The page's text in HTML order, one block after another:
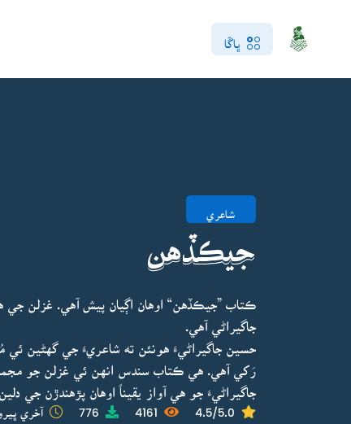
ڀاڱا
شاعري
جيڪڏهن
ڪتاب ”جيڪڏهن“ اوهان اڳيان پيش آهي. غزلن
جاگيراڻي آهي.
حسين جاگيراڻيءَ هونئن ته شاعريءَ جي گهڻين
رَکي آهي. هي ڪتاب سندس انهن ئي غزلن جو
جاگيراڻيءَ جو هي آواز يقيناً اوهان پڙهندڙن جي
4.5/5.0
4161
776 آخري